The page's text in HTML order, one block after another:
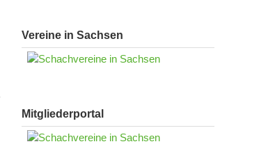
Vereine in Sachsen
Mitgliederportal